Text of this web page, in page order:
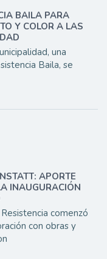
BAILA PARA
Y COLOR A LAS
una
Baila, se
APORTE
INAUGURACIÓN
comenzó
con obras y